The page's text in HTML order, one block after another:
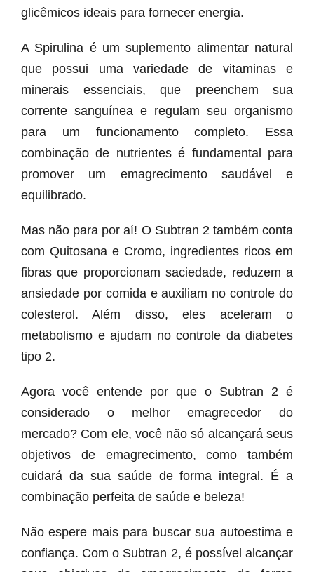
glicêmicos ideais para fornecer energia.
A Spirulina é um suplemento alimentar natural
que possui uma variedade de vitaminas e
minerais essenciais, que preenchem sua
corrente sanguínea e regulam seu organismo
para um funcionamento completo. Essa
combinação de nutrientes é fundamental para
promover um emagrecimento saudável e
equilibrado.
Mas não para por aí! O Subtran 2 também conta
com Quitosana e Cromo, ingredientes ricos em
fibras que proporcionam saciedade, reduzem a
ansiedade por comida e auxiliam no controle do
colesterol. Além disso, eles aceleram o
metabolismo e ajudam no controle da diabetes
tipo 2.
Agora você entende por que o Subtran 2 é
considerado o melhor emagrecedor do
mercado? Com ele, você não só alcançará seus
objetivos de emagrecimento, como também
cuidará da sua saúde de forma integral. É a
combinação perfeita de saúde e beleza!
Não espere mais para buscar sua autoestima e
confiança. Com o Subtran 2, é possível alcançar